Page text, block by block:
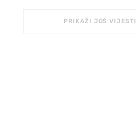
PRIKAŽI JOŠ VIJESTI